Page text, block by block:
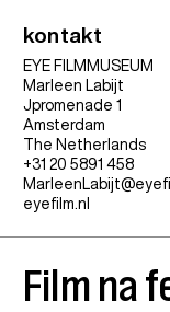
kontakt
EYE FILMMUSEUM
Marleen Labijt
Jpromenade 1
Amsterdam
The Netherlands
+31 20 5891 458
eyefilm.nl
Film na